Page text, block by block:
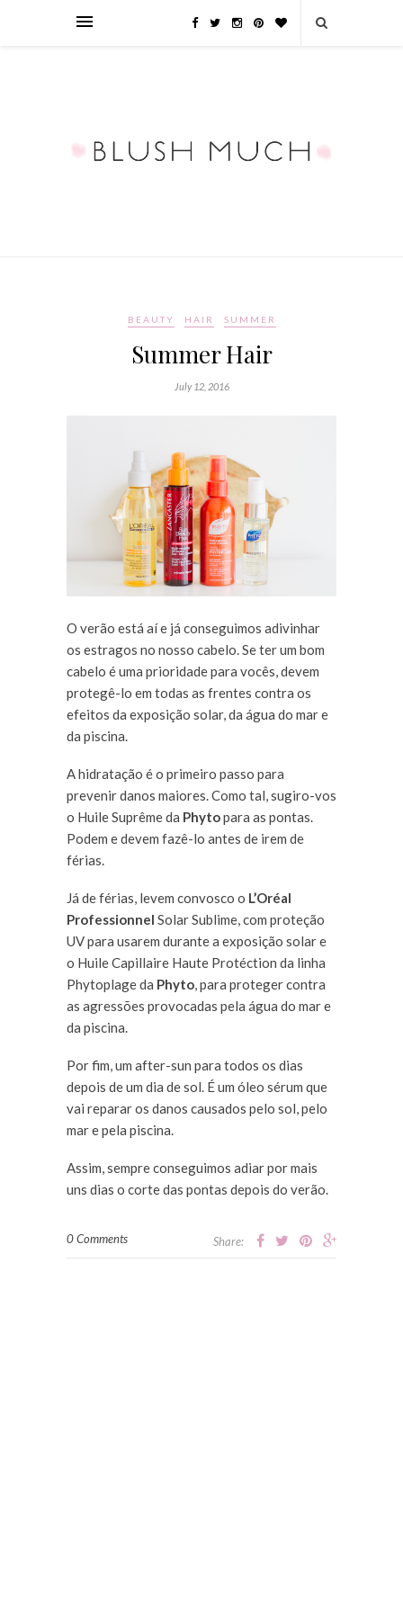
BEAUTY HAIR SUMMER
Summer Hair
July 12, 2016
O verão está aí e já conseguimos adivinhar
os estragos no nosso cabelo. Se ter um bom
cabelo é uma prioridade para vocês, devem
protegê-lo em todas as frentes contra os
efeitos da exposição solar, da água do mar e
da piscina.
A hidratação é o primeiro passo para
prevenir danos maiores. Como tal, sugiro-vos
o Huile Suprême da Phytopara as pontas.
Podem e devem fazê-lo antes de irem de
férias.
Já de férias, levem convosco o L’Oréal
Professionnel Solar Sublime, com proteção
UV para usarem durante a exposição solar e
o Huile Capillaire Haute Protéction da linha
Phytoplage da Phyto , para proteger contra
as agressões provocadas pela água do mar e
da piscina.
Por fim, um after-sun para todos os dias
depois de um dia de sol. É um óleo sérum que
vai reparar os danos causados pelo sol, pelo
mar e pela piscina.
Assim, sempre conseguimos adiar por mais
uns dias o corte das pontas depois do verão.
0 Comments Share: